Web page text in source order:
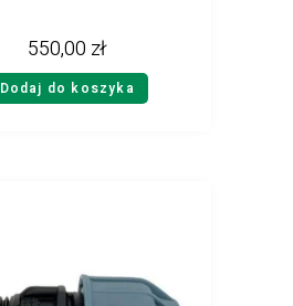
550,00 zł
Dodaj do koszyka